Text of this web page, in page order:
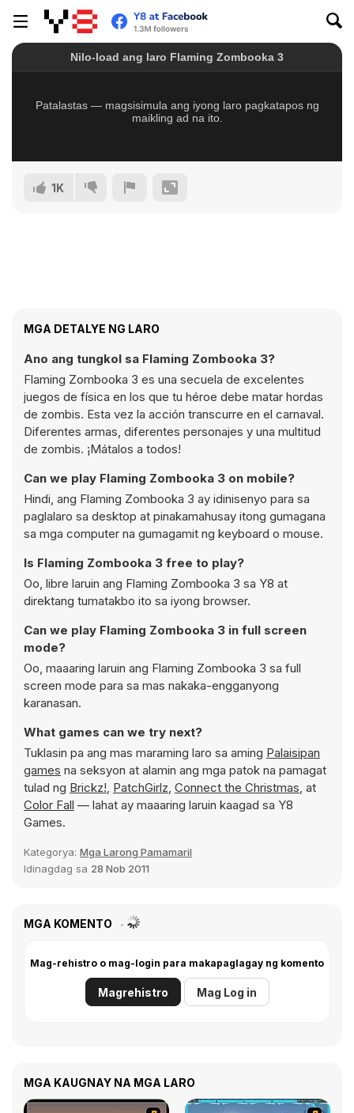
1K
MGA DETALYE NG LARO
Ano ang tungkol sa Flaming Zombooka 3?
Flaming Zombooka 3 es una secuela de excelentes
juegos de física en los que tu héroe debe matar hordas
de zombis. Esta vez la acción transcurre en el carnaval.
Diferentes armas, diferentes personajes y una multitud
de zombis. ¡Mátalos a todos!
Can we play Flaming Zombooka 3 on mobile?
Hindi, ang Flaming Zombooka 3 ay idinisenyo para sa
paglalaro sa desktop at pinakamahusay itong gumagana
sa mga computer na gumagamit ng keyboard o mouse.
Is Flaming Zombooka 3 free to play?
Oo, libre laruin ang Flaming Zombooka 3 sa Y8 at
direktang tumatakbo ito sa iyong browser.
Can we play Flaming Zombooka 3 in full screen
mode?
Oo, maaaring laruin ang Flaming Zombooka 3 sa full
screen mode para sa mas nakaka-engganyong
karanasan.
What games can we try next?
Tuklasin pa ang mas maraming laro sa aming Palaisipan
games na seksyon at alamin ang mga patok na pamagat
tulad ng Brickz!, PatchGirlz, Connect the Christmas, at
Color Fall — lahat ay maaaring laruin kaagad sa Y8
Games.
Kategorya: Mga Larong Pamamaril
Idinagdag sa 28 Nob 2011
MGA KOMENTO
Mag-rehistro o mag-login para makapaglagay ng komento
Magrehistro Mag Log in
MGA KAUGNAY NA MGA LARO